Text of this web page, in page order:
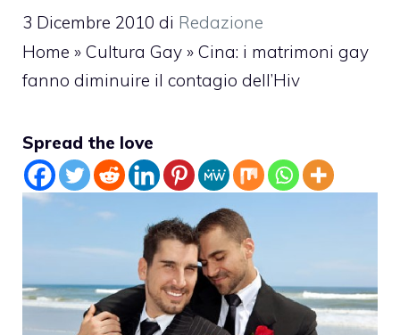
3 Dicembre 2010 di Redazione
Home » Cultura Gay » Cina: i matrimoni gay
fanno diminuire il contagio dell’Hiv
Spread the love